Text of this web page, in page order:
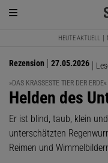
HEUTE AKTUELL
Rezension 27.05.2026
»DAS KRASSESTE TIER DER ERDE«
:
Helden des
Er ist blind, taub, klein
unterschätzten
Reimen und